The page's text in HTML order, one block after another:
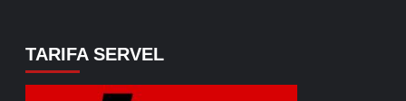
TARIFA SERVEL